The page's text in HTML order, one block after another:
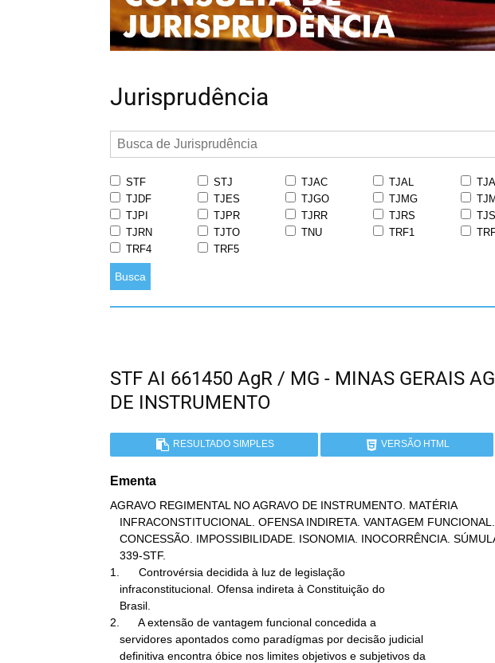
Jurisprudência
STF STJ TJAC TJAL
TJDF
TJES TJGO TJMG
TJPI
TJPR TJRR TJRS
TJRN
TJTO TNU TRF1
TRF4
TRF5
Busca
STF AI 661450 AgR / MG - MINAS GERAIS
DE INSTRUMENTO
RESULTADO SIMPLES VERSÃO HTML
Ementa
AGRAVO REGIMENTAL NO AGRAVO DE INSTRUMENTO. MATÉRIA
1.      Controvérsia decidida à luz de legislação
2.      A extensão de vantagem funcional concedida a